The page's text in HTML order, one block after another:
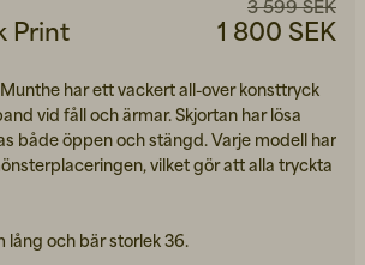
Print
3 599 SEK
1 800 SEK
har ett vackert all-over konsttryck
vid fåll och ärmar. Skjortan har lösa
både öppen och stängd. Varje modell har
vilket gör att alla tryckta
lång och bär storlek 36.